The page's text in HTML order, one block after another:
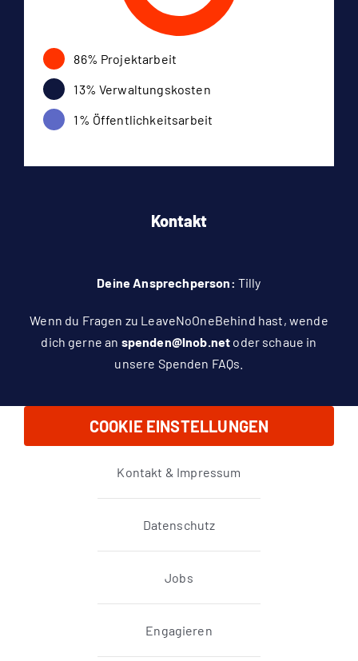
86% Projektarbeit
13% Verwaltungskosten
1% Öffentlichkeitsarbeit
Kontakt
Deine Ansprechperson: Tilly
Wenn du Fragen zu LeaveNoOneBehind hast, wende
dich gerne an spenden@lnob.net oder schaue in
unsere Spenden FAQs
COOKIE EINSTELLUNGEN
Kontakt & Impressum
Datenschutz
Jobs
Engagieren